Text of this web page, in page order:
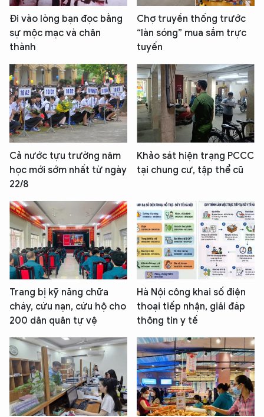
Đi vào lòng bạn đọc bằng
sự mộc mạc và chân
thành
Chợ truyền thống trước
“làn sóng” mua sắm trực
tuyến
Cả nước tựu trường năm
học mới sớm nhất từ ngày
22/8
Khảo sát hiện trạng PCCC
tại chung cư, tập thể cũ
Trang bị kỹ năng chữa
cháy, cứu nạn, cứu hộ cho
200 dân quân tự vệ
Hà Nội công khai số điện
thoại tiếp nhận, giải đáp
thông tin y tế